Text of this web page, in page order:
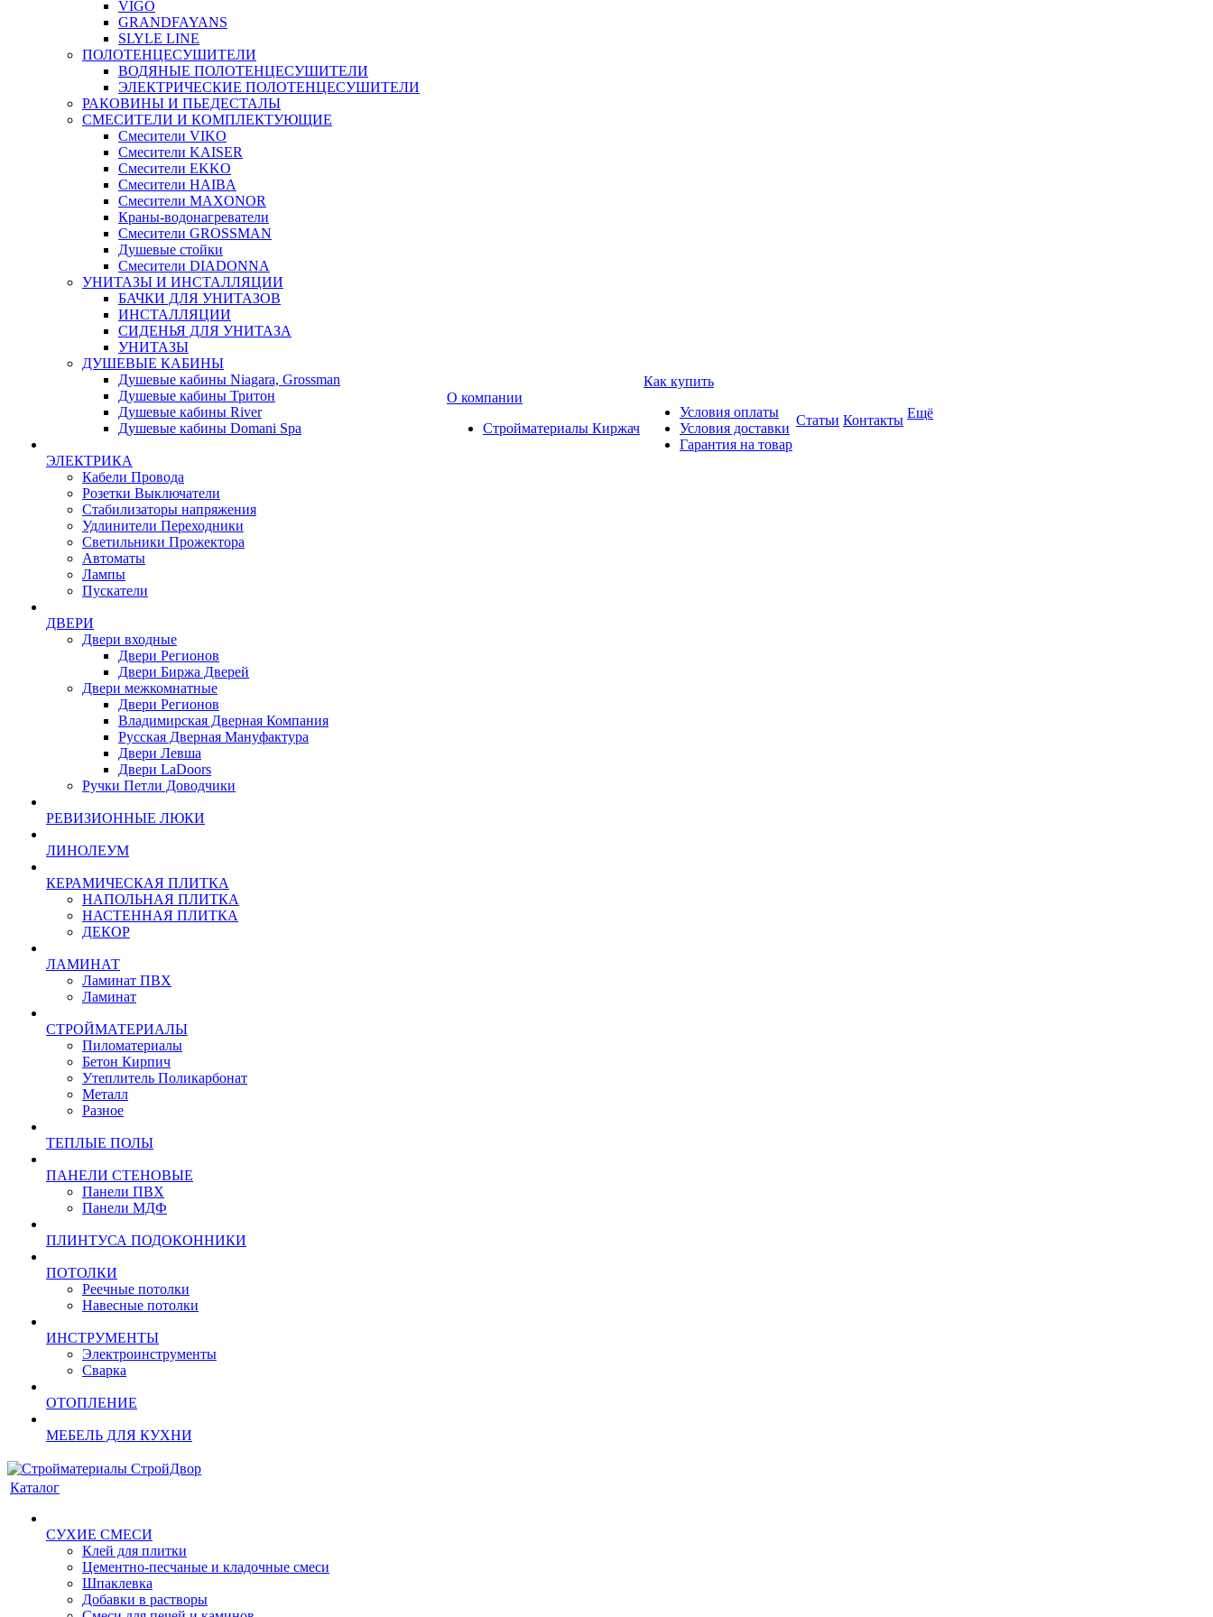
VIGO
GRANDFAYANS
SLYLE LINE
ПОЛОТЕНЦЕСУШИТЕЛИ
ВОДЯНЫЕ ПОЛОТЕНЦЕСУШИТЕЛИ
ЭЛЕКТРИЧЕСКИЕ ПОЛОТЕНЦЕСУШИТЕЛИ
РАКОВИНЫ И ПЬЕДЕСТАЛЫ
СМЕСИТЕЛИ И КОМПЛЕКТУЮЩИЕ
Смесители VIKO
Смесители KAISER
Смесители EKKO
Смесители HAIBA
Смесители MAXONOR
Краны-водонагреватели
Смесители GROSSMAN
Душевые стойки
Смесители DIADONNA
УНИТАЗЫ И ИНСТАЛЛЯЦИИ
БАЧКИ ДЛЯ УНИТАЗОВ
ИНСТАЛЛЯЦИИ
СИДЕНЬЯ ДЛЯ УНИТАЗА
УНИТАЗЫ
ДУШЕВЫЕ КАБИНЫ
Душевые кабины Niagara, Grossman
Душевые кабины Тритон
Душевые кабины River
Душевые кабины Domani Spa
ЭЛЕКТРИКА
Кабели Провода
Розетки Выключатели
Стабилизаторы напряжения
Удлинители Переходники
Светильники Прожектора
Автоматы
Лампы
Пускатели
ДВЕРИ
Двери входные
Двери Регионов
Двери Биржа Дверей
Двери межкомнатные
Двери Регионов
Владимирская Дверная Компания
Русская Дверная Мануфактура
Двери Левша
Двери LaDoors
Ручки Петли Доводчики
РЕВИЗИОННЫЕ ЛЮКИ
ЛИНОЛЕУМ
КЕРАМИЧЕСКАЯ ПЛИТКА
НАПОЛЬНАЯ ПЛИТКА
НАСТЕННАЯ ПЛИТКА
ДЕКОР
ЛАМИНАТ
Ламинат ПВХ
Ламинат
СТРОЙМАТЕРИАЛЫ
Пиломатериалы
Бетон Кирпич
Утеплитель Поликарбонат
Металл
Разное
ТЕПЛЫЕ ПОЛЫ
ПАНЕЛИ СТЕНОВЫЕ
Панели ПВХ
Панели МДФ
ПЛИНТУСА ПОДОКОННИКИ
ПОТОЛКИ
Реечные потолки
Навесные потолки
ИНСТРУМЕНТЫ
Электроинструменты
Сварка
ОТОПЛЕНИЕ
МЕБЕЛЬ ДЛЯ КУХНИ
О компании
Стройматериалы Киржач
Как купить
Условия оплаты
Условия доставки
Гарантия на товар
Статьи Контакты Ещё
Каталог
СУХИЕ СМЕСИ
Клей для плитки
Цементно-песчаные и кладочные смеси
Шпаклевка
Добавки в растворы